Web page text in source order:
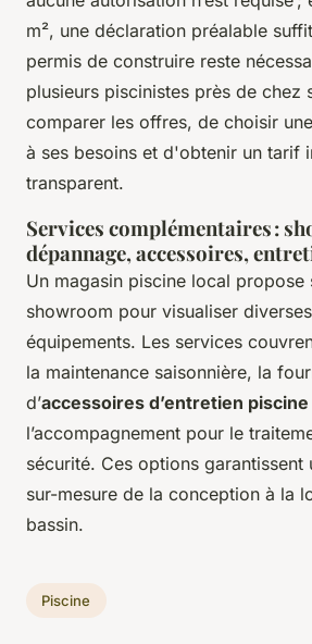
m², une déclaration préalable
permis de construire reste
plusieurs piscinistes près de chez
comparer les offres, de choisir
à ses besoins et d'obtenir un tarif
transparent.
Services complémentaires :
dépannage, accessoires,
Un magasin piscine local propose
showroom pour visualiser
équipements. Les services
la maintenance saisonnière, la
d’accessoires d’entretien piscine
l’accompagnement pour le
sécurité. Ces options garantissent
sur-mesure de la conception à la
bassin.
Piscine